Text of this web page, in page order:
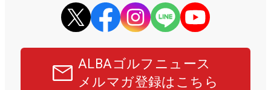
ALBAゴルフニュース
メルマガ登録はこちら